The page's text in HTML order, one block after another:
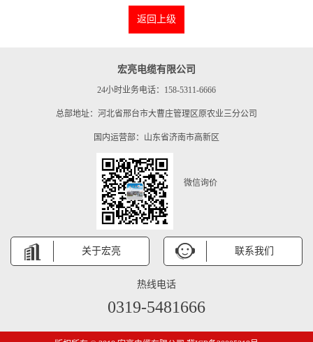
返回上级
宏亮电缆有限公司
24小时业务电话：158-5311-6666
总部地址：河北省邢台市大曹庄管理区原农业三分公司
国内运营部：山东省济南市高新区
微信询价
关于宏亮 联系我们
热线电话
0319-5481666